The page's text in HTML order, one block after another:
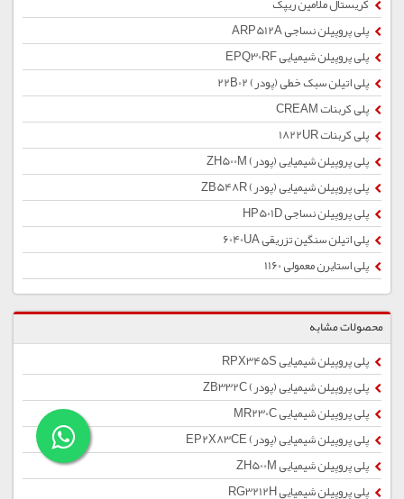
پلی پروپیلن نساجی ARP512A
پلی پروپیلن شیمیایی EPQ30RF
پلی اتیلن سبک خطی (پودر) 22B02
پلی کربنات CREAM
پلی کربنات 1822UR
پلی پروپیلن شیمیایی (پودر) ZH500M
پلی پروپیلن شیمیایی (پودر) ZB548R
پلی پروپیلن نساجی HP501D
پلی اتیلن سنگین تزریقی 6040UA
پلی استایرن معمولی 1160
محصولات مشابه
پلی پروپیلن شیمیایی RPX345S
پلی پروپیلن شیمیایی (پودر) ZB332C
پلی پروپیلن شیمیایی MR230C
پلی پروپیلن شیمیایی (پودر) EP2X83CE
پلی پروپیلن شیمیایی ZH500M
پلی پروپیلن شیمیایی RG3212H